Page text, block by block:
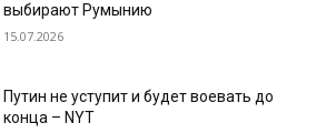
выбирают Румынию
15.07.2026
Путин не уступит и будет воевать до
конца – NYT